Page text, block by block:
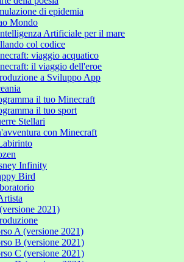
di epidemia
Mondo
Artificiale per il mare
col codice
viaggio acquatico
il viaggio dell'eroe
a Sviluppo App
il tuo Minecraft
il tuo sport
Stellari
con Minecraft
Infinity
Bird
2021)
A (versione 2021)
B (versione 2021)
C (versione 2021)